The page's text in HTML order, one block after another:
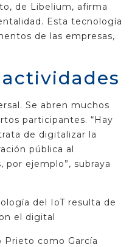
de Libelium, afirma
Esta tecnología
de las empresas,
Se abren muchos
participantes. “Hay
de digitalizar la
pública al
ejemplo”, subraya
del IoT resulta de
el digital
Prieto como García